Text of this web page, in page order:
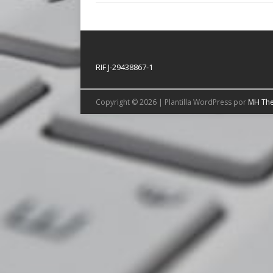
RIF J-29438867-1
Copyright © 2026 | Plantilla WordPress por MH